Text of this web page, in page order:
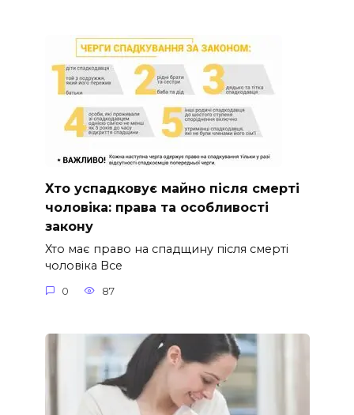
Хто успадковує майно після смерті
чоловіка: права та особливості
закону
Хто має право на спадщину після смерті
чоловіка Все
0 87